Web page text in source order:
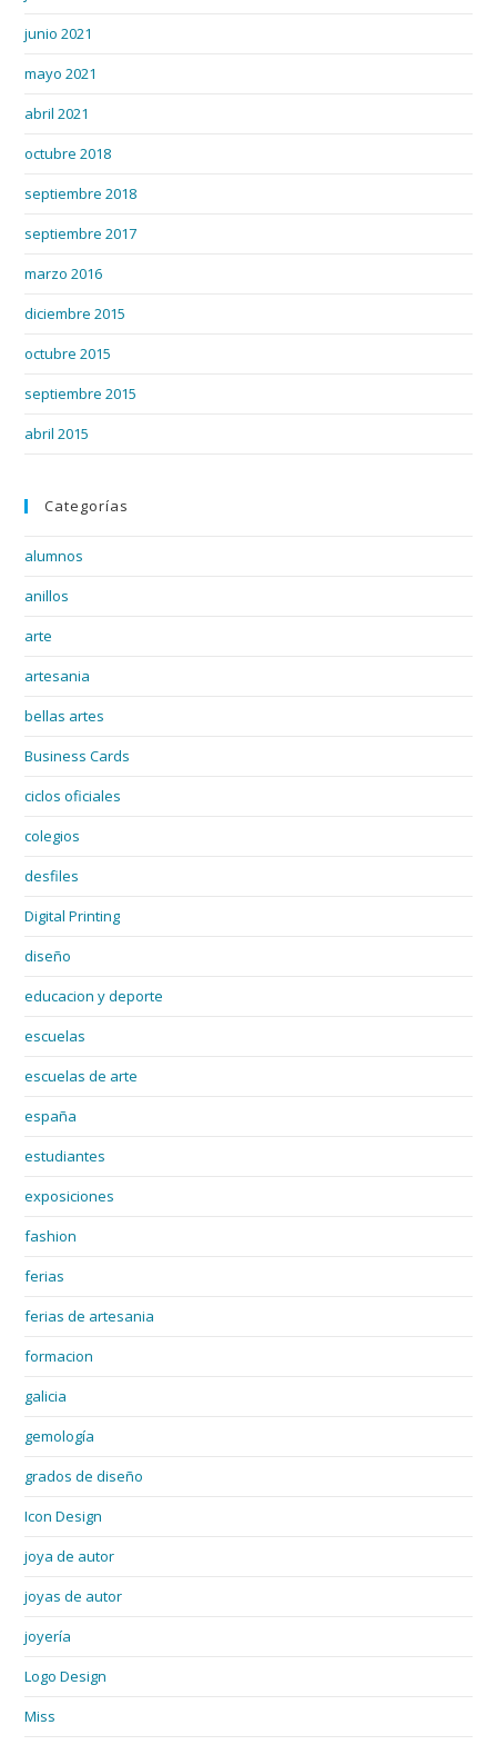
junio 2021
mayo 2021
abril 2021
octubre 2018
septiembre 2018
septiembre 2017
marzo 2016
diciembre 2015
octubre 2015
septiembre 2015
abril 2015
Categorías
alumnos
anillos
arte
artesania
bellas artes
Business Cards
ciclos oficiales
colegios
desfiles
Digital Printing
diseño
educacion y deporte
escuelas
escuelas de arte
españa
estudiantes
exposiciones
fashion
ferias
ferias de artesania
formacion
galicia
gemología
grados de diseño
Icon Design
joya de autor
joyas de autor
joyería
Logo Design
Miss